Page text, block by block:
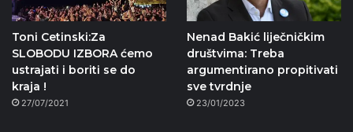
Toni Cetinski:Za
SLOBODU IZBORA ćemo
ustrajati i boriti se do
kraja !
27/07/2021
Nenad Bakić liječničkim
društvima: Treba
argumentirano propitivati
sve tvrdnje
23/01/2023